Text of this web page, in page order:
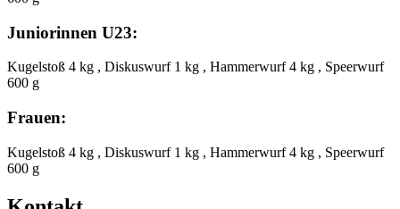
Juniorinnen U23:
Kugelstoß 4 kg , Diskuswurf 1 kg , Hammerwurf 4 kg , Speerwurf
600 g
Frauen:
Kugelstoß 4 kg , Diskuswurf 1 kg , Hammerwurf 4 kg , Speerwurf
600 g